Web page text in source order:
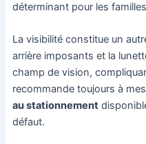
déterminant pour les
La visibilité constitue un
arrière imposants et la
champ de vision,
recommande toujours à
au stationnement
défaut.